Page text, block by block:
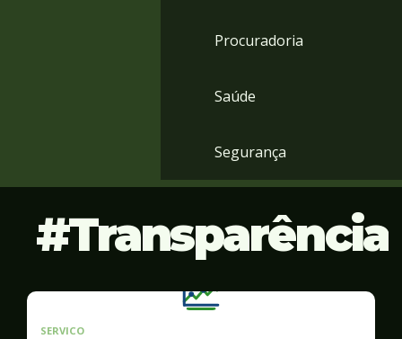
Procuradoria
Saúde
Segurança
Transparência
SERVICO